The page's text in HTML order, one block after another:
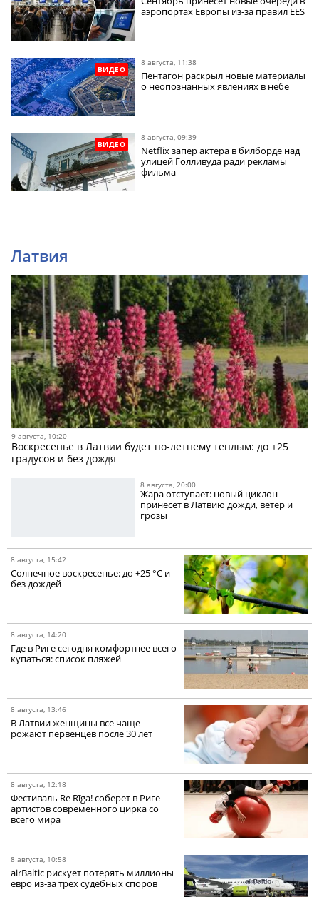
аэропортах Европы из-за правил EES
ВИДЕО
8 августа, 11:38
Пентагон раскрыл новые материалы
о неопознанных явлениях в небе
ВИДЕО
8 августа, 09:39
Netflix запер актера в билборде над
улицей Голливуда ради рекламы
фильма
Латвия
9 августа, 10:20
Воскресенье в Латвии будет по-летнему теплым: до +25
градусов и без дождя
8 августа, 20:00
Жара отступает: новый циклон
принесет в Латвию дожди, ветер и
грозы
8 августа, 15:42
Солнечное воскресенье: до +25 °C и
без дождей
8 августа, 14:20
Где в Риге сегодня комфортнее всего
купаться: список пляжей
8 августа, 13:46
В Латвии женщины все чаще
рожают первенцев после 30 лет
8 августа, 12:18
Фестиваль Re Rīga! соберет в Риге
артистов современного цирка со
всего мира
8 августа, 10:58
airBaltic рискует потерять миллионы
евро из-за трех судебных споров